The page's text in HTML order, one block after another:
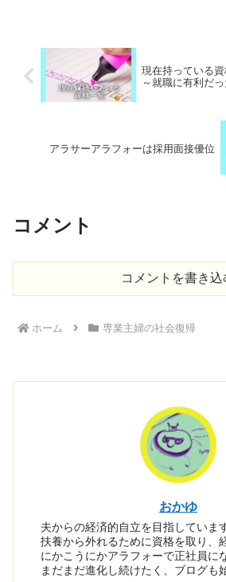
現在持っている
～就職に有利だ
アラサーアラフォーは採用面接優位
コメント
コメントを書き込
ホーム 専業主婦の社会復帰
おかゆ
夫からの経済的自立を目指していま
扶養から外れるために資格を取り、
にかこうにかアラフォーで正社員に
まだまだ進化し続けたく、ブログも